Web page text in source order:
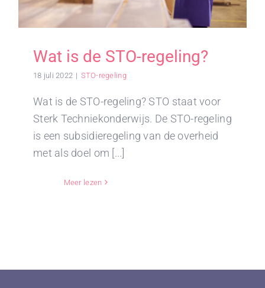
Wat is de STO-regeling?
18 juli 2022 | STO-regeling
Wat is de STO-regeling? STO staat voor
Sterk Techniekonderwijs. De STO-regeling
is een subsidieregeling van de overheid
met als doel om [...]
Meer lezen